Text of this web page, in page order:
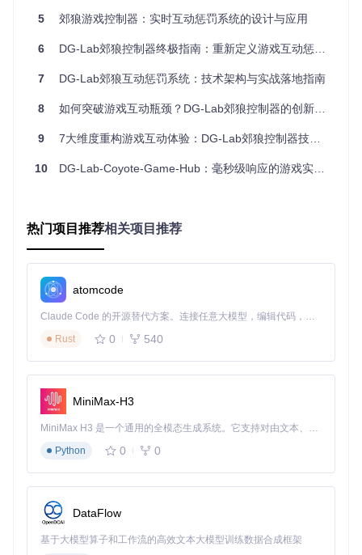
事件驱动架构（Event-Driven Architecture）是系统实现毫秒
指令都能被即时响应而不阻塞其他操作。类比现实生活中
构则像多车道智能交通网络，能同时处理数百个并发"车
模块化惩罚策略系统
系统内置20+种预设惩罚模式，采用插件化设计允许开发者灵
模块（实现策略混搭）和智能推荐模块（基于观众行为数据优
一键式部署与配置优化
可完成系统部署。配置文件采用直观的YAML格式，关键参数
如惩罚强度范围、安全阈值等均提供推荐值，大幅降低使用门
槛。
技术解析：核心架构与实现原理
系统总体架构设计
理）、业务逻辑层（惩罚策略引擎）和设备控制层（硬件交互
接口）。这种分层设计使各模块可独立开发迭代，同时保证系
统整体稳定性。核心数据流采用
理的实时性和可靠性。
技术选型考量
5 郊狼游戏控制器：实时互动惩罚系统的设计与应用
6 DG-Lab郊狼控制器终极指南：重新定义游戏互动惩罚系统
7 DG-Lab郊狼互动惩罚系统：技术架构与实战落地指南
8 如何突破游戏互动瓶颈？DG-Lab郊狼控制器的创新路径
9 7大维度重构游戏互动体验：DG-Lab郊狼控制器技术解析与应用指南
10 DG-Lab-Coyote-Game-Hub：毫秒级响应的游戏实时互动惩罚解决方案
热门项目推荐相关项目推荐
atomcode
Claude Code 的开源替代方案。连接任意大模型，编辑代码，运行命令，自动验证 — 全自动执行。用 Rust 构建，极致性能。 ｜ An open-source alternative to Claude Code. Connect any LLM, edit code, run commands, and verify changes — autonomously. Built in Rust for speed. Get Started
Rust
0 540
MiniMax-H3
MiniMax H3 是一个通用的全模态生成系统。它支持对由文本、图像、视频和音频组成的多模态上下文进行统一理解，并能生成分辨率高达 2K、时长可达 15 秒的带原生立体声音频的视频。得益于面向任务泛化的系统设计，H3 在预训练阶段就已具备广泛的多模态上下文理解与生成能力，能够出色地执行复杂的多模态指令。
Python
0 0
DataFlow
基于大模型算子和工作流的高效文本大模型训练数据合成框架